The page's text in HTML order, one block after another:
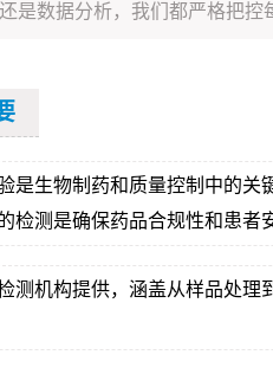
是数据分析，我们都严格把控
是生物制药和质量控制中的
检测是确保药品合规性和患者
测机构提供，涵盖从样品处